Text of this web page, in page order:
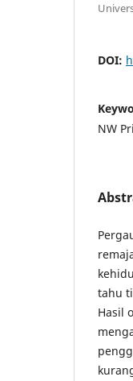
DOI:
NW
tahu
Hasil